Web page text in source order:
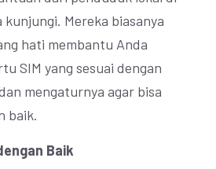
kunjungi. Mereka biasanya
hati membantu Anda
SIM yang sesuai dengan
mengaturnya agar bisa
baik.
Baik